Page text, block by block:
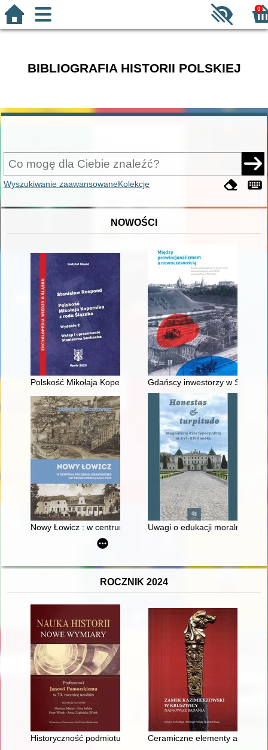
0
BIBLIOGRAFIA HISTORII POLSKIEJ
Wyszukiwanie zaawansowaneKolekcje
NOWOŚCI
Polskość Mikołaja Kopernika z rodu Ślązaka
Gdańscy inwestorzy w
Nowy Łowicz : w centrum poligonu drawskiego od
Uwagi o edukacji moralnej
ROCZNIK 2024
Historyczność podmiotu Ceramiczne elementy